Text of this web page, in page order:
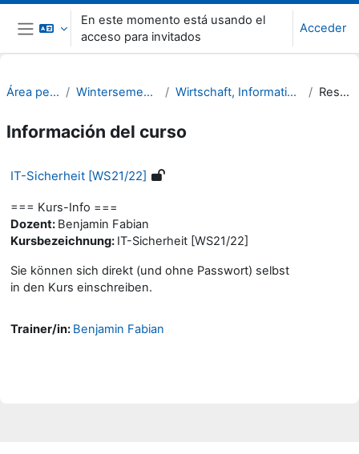
Salta al contenido principal
Panel lateral
En este momento está usando el
acceso para invitados
Acceder
Área personal Wintersemester 21/22 Wirtschaft, Informatik, Recht (WIR) Resumen
Información del curso
IT-Sicherheit [WS21/22]
=== Kurs-Info ===
Dozent: Benjamin Fabian
Kursbezeichnung: IT-Sicherheit [WS21/22]
Sie können sich direkt (und ohne Passwort) selbst
in den Kurs einschreiben.
Trainer/in: Benjamin Fabian